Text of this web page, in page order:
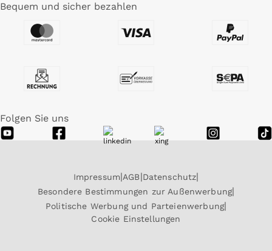
Bequem und sicher bezahlen
Folgen Sie uns
Impressum AGB Datenschutz
Besondere Bestimmungen zur Außenwerbung
Politische Werbung und Parteienwerbung
Cookie Einstellungen